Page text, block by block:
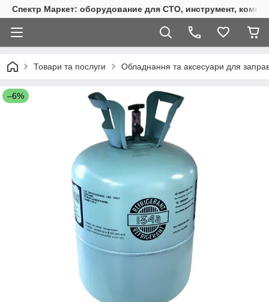
Спектр Маркет: оборудование для СТО, инструмент,
Товари та послуги Обладнання та аксесуари для
–6%